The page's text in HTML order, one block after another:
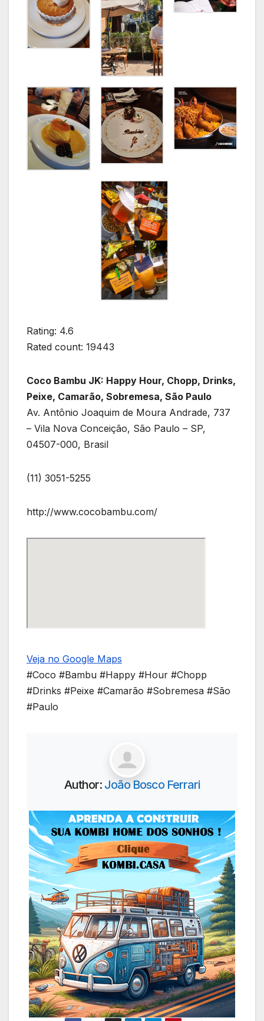
Rating: 4.6
Rated count: 19443
Coco Bambu JK: Happy Hour, Chopp, Drinks,
Peixe, Camarão, Sobremesa, São Paulo
Av. Antônio Joaquim de Moura Andrade, 737
– Vila Nova Conceição, São Paulo – SP,
04507-000, Brasil
(11) 3051-5255
http://www.cocobambu.com/
Veja no Google Maps
#Coco #Bambu #Happy #Hour #Chopp
#Drinks #Peixe #Camarão #Sobremesa #São
#Paulo
Author: João Bosco Ferrari